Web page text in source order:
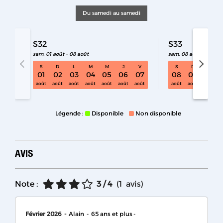
Du samedi au samedi
S32
sam. 01 août - 08 août
S
01
août
D
02
août
L
03
août
M
04
août
M
05
août
J
06
août
V
07
août
S33
sam. 08 août - 15 août
S
08
août
D
09
août
S32 sam. 01 août - 08 août
Légende : Disponible Non disponible
AVIS
Note : 3 / 4 (1 avis)
Février 2026 Alain
65 ans et plus